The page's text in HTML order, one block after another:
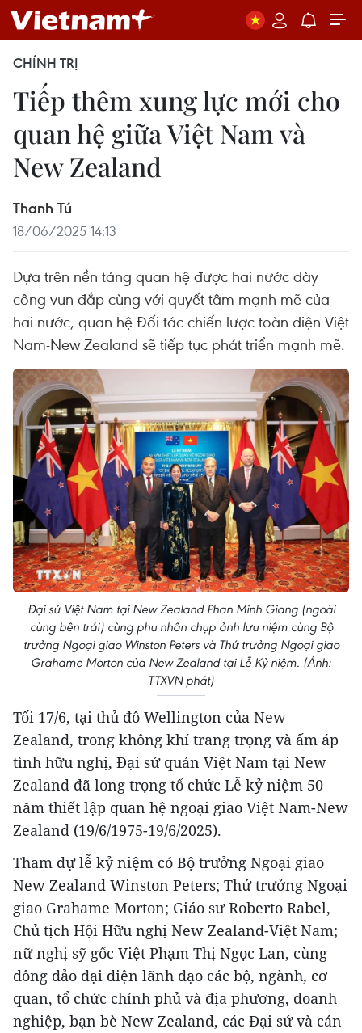
CHÍNH TRỊ
Tiếp thêm xung lực mới cho
quan hệ giữa Việt Nam và
New Zealand
Thanh Tú
18/06/2025 14:13
Dựa trên nền tảng quan hệ được hai nước dày
công vun đắp cùng với quyết tâm mạnh mẽ của
hai nước, quan hệ Đối tác chiến lược toàn diện Việt
Nam-New Zealand sẽ tiếp tục phát triển mạnh mẽ.
Đại sứ Việt Nam tại New Zealand Phan Minh Giang (ngoài
cùng bên trái) cùng phu nhân chụp ảnh lưu niệm cùng Bộ
trưởng Ngoại giao Winston Peters và Thứ trưởng Ngoại giao
Grahame Morton của New Zealand tại Lễ Kỷ niệm. (Ảnh:
TTXVN phát)
Tối 17/6, tại thủ đô Wellington của New
Zealand, trong không khí trang trọng và ấm áp
tình hữu nghị, Đại sứ quán Việt Nam tại New
Zealand đã long trọng tổ chức Lễ kỷ niệm 50
năm thiết lập quan hệ ngoại giao Việt Nam-New
Zealand (19/6/1975-19/6/2025).
Tham dự lễ kỷ niệm có Bộ trưởng Ngoại giao
New Zealand Winston Peters; Thứ trưởng Ngoại
giao Grahame Morton; Giáo sư Roberto Rabel,
Chủ tịch Hội Hữu nghị New Zealand-Việt Nam;
nữ nghị sỹ gốc Việt Phạm Thị Ngọc Lan, cùng
đông đảo đại diện lãnh đạo các bộ, ngành, cơ
quan, tổ chức chính phủ và địa phương, doanh
nghiệp, bạn bè New Zealand, các Đại sứ và cán